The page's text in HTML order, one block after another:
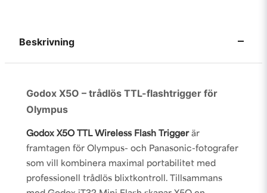
Beskrivning
Godox X5O – trådlös TTL-flashtrigger för
Olympus
Godox X5O TTL Wireless Flash Triggerär
framtagen för Olympus- och Panasonic-fotografer
som vill kombinera maximal portabilitet med
professionell trådlös blixtkontroll. Tillsammans